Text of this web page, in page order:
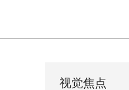
视觉焦点